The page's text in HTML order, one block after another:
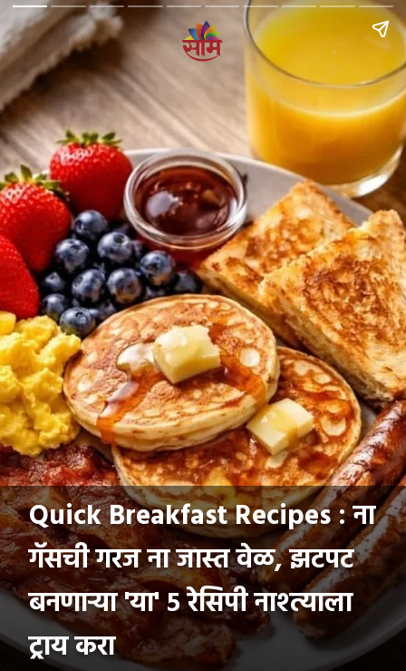
Quick Breakfast Recipes : ना
गॅसची गरज ना जास्त वेळ, झटपट
बनणाऱ्या 'या' ५ रेसिपी नाश्त्याला
ट्राय करा